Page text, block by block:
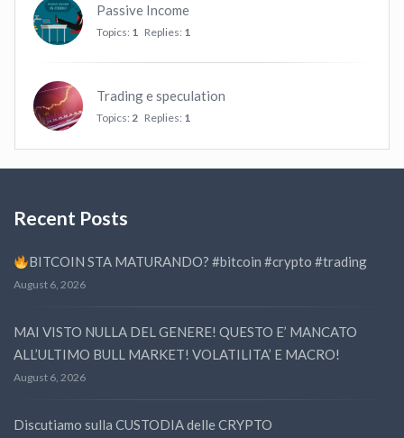
Passive Income
Topics: 1 Replies: 1
Trading e speculation
Topics: 2 Replies: 1
Recent Posts
BITCOIN STA MATURANDO? #bitcoin #crypto #trading
August 6, 2026
MAI VISTO NULLA DEL GENERE! QUESTO E’ MANCATO
ALL’ULTIMO BULL MARKET! VOLATILITA’ E MACRO!
August 6, 2026
Discutiamo sulla CUSTODIA delle CRYPTO